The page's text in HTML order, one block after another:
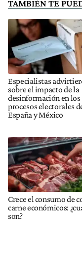
TAMBIÉN TE
Especialistas
sobre el impacto de la
desinformación en los
procesos electorales
España y México
Crece el consumo de
carne económicos:
son?